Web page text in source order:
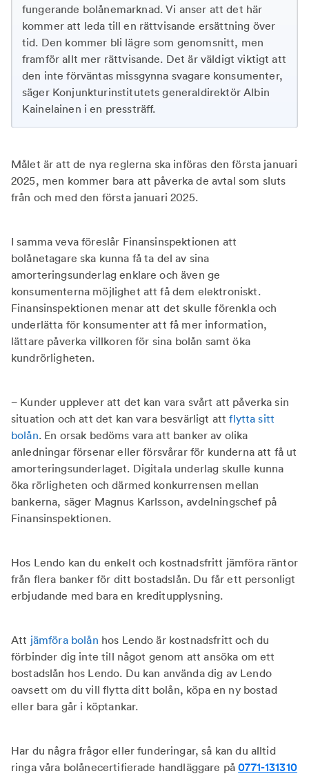
fungerande bolånemarknad. Vi anser att det här
kommer att leda till en rättvisande ersättning över
tid. Den kommer bli lägre som genomsnitt, men
framför allt mer rättvisande. Det är väldigt viktigt att
den inte förväntas missgynna svagare konsumenter,
säger Konjunkturinstitutets generaldirektör Albin
Kainelainen i en pressträff.
Målet är att de nya reglerna ska införas den första januari
2025, men kommer bara att påverka de avtal som sluts
från och med den första januari 2025.
I samma veva föreslår Finansinspektionen att
bolånetagare ska kunna få ta del av sina
amorteringsunderlag enklare och även ge
konsumenterna möjlighet att få dem elektroniskt.
Finansinspektionen menar att det skulle förenkla och
underlätta för konsumenter att få mer information,
lättare påverka villkoren för sina bolån samt öka
kundrörligheten.
− Kunder upplever att det kan vara svårt att påverka sin
situation och att det kan vara besvärligt attflytta sitt
bolån. En orsak bedöms vara att banker av olika
anledningar försenar eller försvårar för kunderna att få ut
amorteringsunderlaget. Digitala underlag skulle kunna
öka rörligheten och därmed konkurrensen mellan
bankerna, säger Magnus Karlsson, avdelningschef på
Finansinspektionen.
Hos Lendo kan du enkelt och kostnadsfritt jämföra räntor
från flera banker för ditt bostadslån. Du får ett personligt
erbjudande med bara en kreditupplysning.
Att jämföra bolån hos Lendo är kostnadsfritt och du
förbinder dig inte till något genom att ansöka om ett
bostadslån hos Lendo. Du kan använda dig av Lendo
oavsett om du vill flytta ditt bolån, köpa en ny bostad
eller bara går i köptankar.
Har du några frågor eller funderingar, så kan du alltid
ringa våra bolånecertifierade handläggare på0771-131310